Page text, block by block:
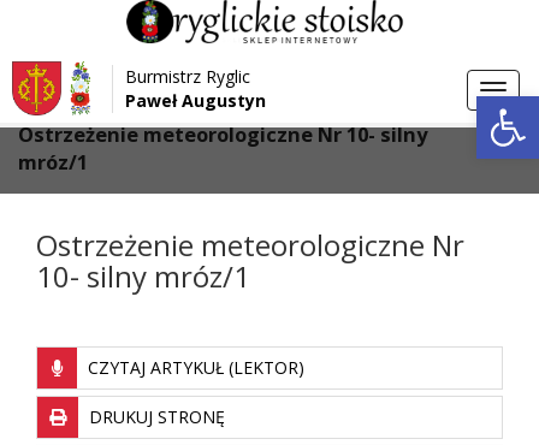
Przejdź do menu
Przejdź do głównej treści strony
Przejdź do stopki strony
Burmistrz Ryglic
Paweł Augustyn
Strona główna > Aktualności
Ostrzeżenie meteorologiczne Nr 10- silny
mróz/1
Ostrzeżenie meteorologiczne Nr
10- silny mróz/1
CZYTAJ ARTYKUŁ (LEKTOR)
DRUKUJ STRONĘ